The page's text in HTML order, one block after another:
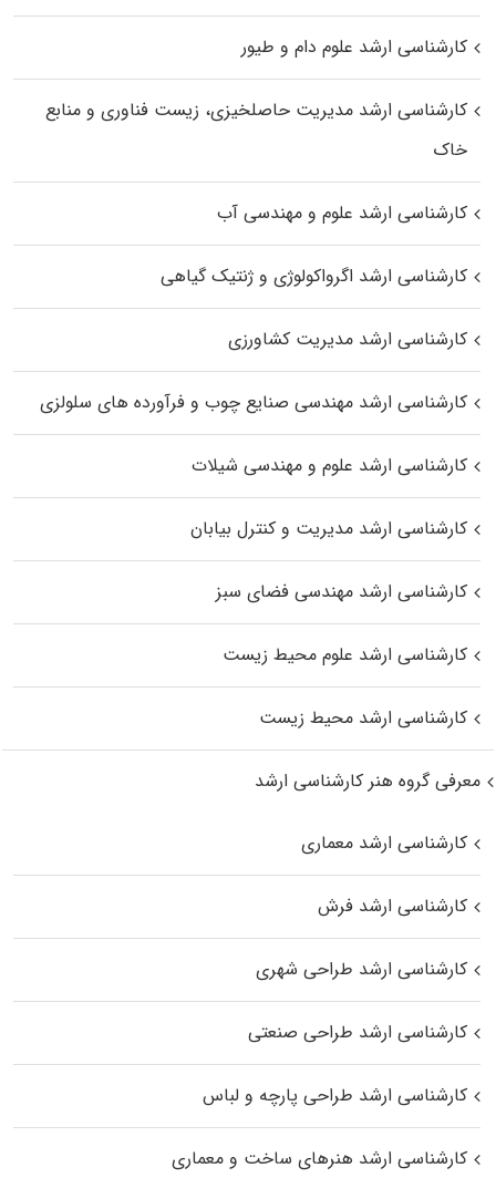
کارشناسی ارشد علوم دام و طیور
کارشناسی ارشد مدیریت حاصلخیزی، زیست فناوری و منابع
خاک
کارشناسی ارشد علوم و مهندسی آب
کارشناسی ارشد اگرواکولوژی و ژنتیک گیاهی
کارشناسی ارشد مدیریت کشاورزی
کارشناسی ارشد مهندسی صنایع چوب و فرآورده‌ های سلولزی
کارشناسی ارشد علوم و مهندسی شیلات
کارشناسی ارشد مدیریت و کنترل بیابان
کارشناسی ارشد مهندسی فضای سبز
کارشناسی ارشد علوم محیط‌ زیست
کارشناسی ارشد محیط زیست
معرفی گروه هنر کارشناسی ارشد
کارشناسی ارشد معماری
کارشناسی ارشد فرش
کارشناسی ارشد طراحی شهری
کارشناسی ارشد طراحی صنعتی
کارشناسی ارشد طراحی پارچه و لباس
کارشناسی ارشد هنرهای ساخت و معماری